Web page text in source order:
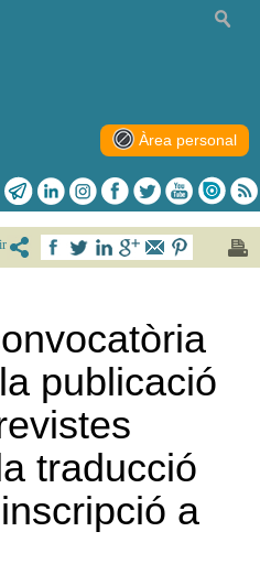
Àrea personal
publicació
traducció
a